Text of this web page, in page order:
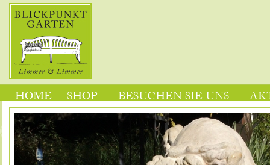
HOME SHOP BESUCHEN SIE UNS